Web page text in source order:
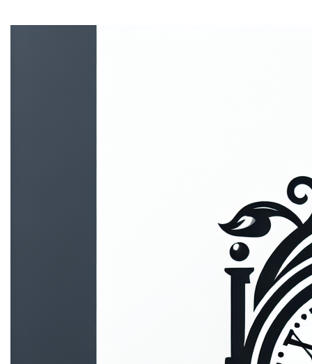
persoonsgegevens gebruiken. Dit privacybeleid bevat
ook meer informatie over jouw privacyrechten en hoe je
2. Wie is verantwoordelijk
voor dit privacy beleid?
Edge.be NV, met maatschappelijke zetel gelegen te